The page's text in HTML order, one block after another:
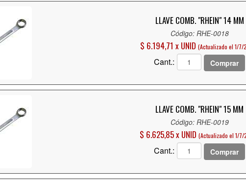
LLAVE COMB. "RHEIN" 14 MM
Código: RHE-0018
$ 6.194,71 x UNID (Actualizado el 1/7/
Cant.: Comprar
LLAVE COMB. "RHEIN" 15 MM
Código: RHE-0019
$ 6.625,85 x UNID (Actualizado el 1/
Cant.: Comprar